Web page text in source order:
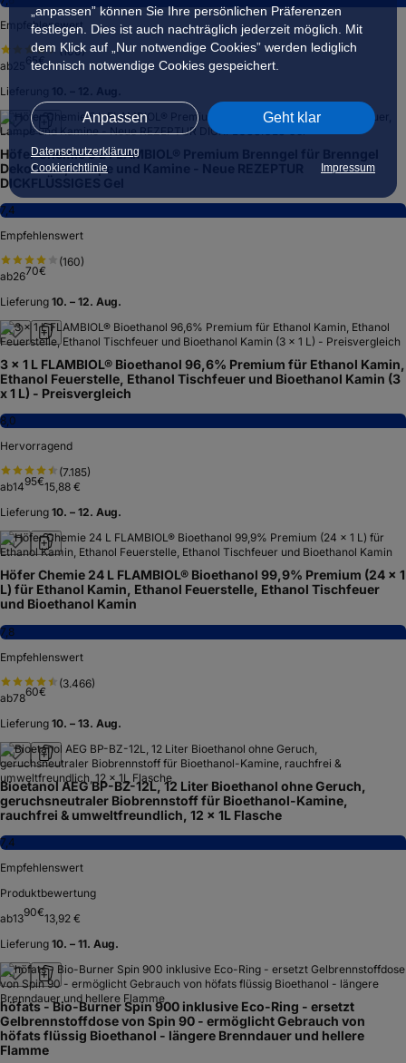
„anpassen” können Sie Ihre persönlichen Präferenzen
festlegen. Dies ist auch nachträglich jederzeit möglich. Mit
dem Klick auf „Nur notwendige Cookies” werden lediglich
technisch notwendige Cookies gespeichert.
Anpassen Geht klar
Datenschutzerklärung
Cookierichtlinie
Impressum
Empfehlenswert
(100)
ab
65
Lieferung
Höfer Chemie 5 L FLAMBIOL® Premium Brenngel für Brenngel
Dekofeuer, Lampe und Kamine - Neue REZEPTUR
DICKFLÜSSIGES Gel
7,4
Empfehlenswert
(160)
ab2670€
Lieferung 10. – 12. Aug.
3 x 1 L FLAMBIOL® Bioethanol 96,6% Premium für Ethanol Kamin,
Ethanol Feuerstelle, Ethanol Tischfeuer und Bioethanol Kamin (3
x 1 L) - Preisvergleich
8,0
Hervorragend
(7.185)
ab1495€15,88 €
Lieferung 10. – 12. Aug.
Höfer Chemie 24 L FLAMBIOL® Bioethanol 99,9% Premium (24 x 1
L) für Ethanol Kamin, Ethanol Feuerstelle, Ethanol Tischfeuer
und Bioethanol Kamin
7,8
Empfehlenswert
(3.466)
ab7860€
Lieferung 10. – 13. Aug.
Bioetanol AEG BP-BZ-12L, 12 Liter Bioethanol ohne Geruch,
geruchsneutraler Biobrennstoff für Bioethanol-Kamine,
rauchfrei & umweltfreundlich, 12 x 1L Flasche
7,4
Empfehlenswert
Produktbewertung
ab1390€13,92 €
Lieferung 10. – 11. Aug.
höfats - Bio-Burner Spin 900 inklusive Eco-Ring - ersetzt
Gelbrennstoffdose von Spin 90 - ermöglicht Gebrauch von
höfats flüssig Bioethanol - längere Brenndauer und hellere
Flamme